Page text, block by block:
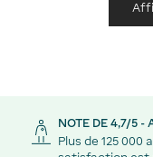
NOTE DE 4,7/5 -
Plus de 125 000